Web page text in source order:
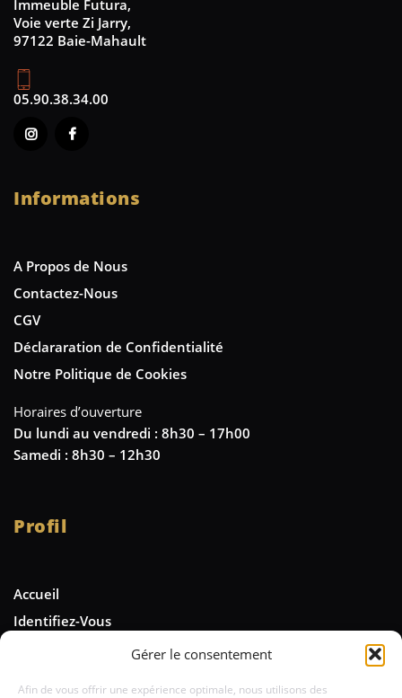
Gérer le consentement
Afin de vous offrir une expérience optimale, nous utilisons des
Immeuble Futura,
Voie verte Zi Jarry,
97122 Baie-Mahault
05.90.38.34.00
Informations
A Propos de Nous
Contactez-Nous
CGV
Déclararation de Confidentialité
Notre Politique de Cookies
Horaires d’ouverture
Du lundi au vendredi : 8h30 – 17h00
Samedi : 8h30 – 12h30
Profil
Accueil
Identifiez-Vous
Newsletter